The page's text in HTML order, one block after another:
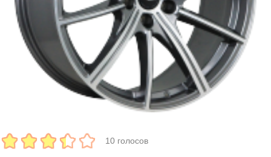
10 голосов